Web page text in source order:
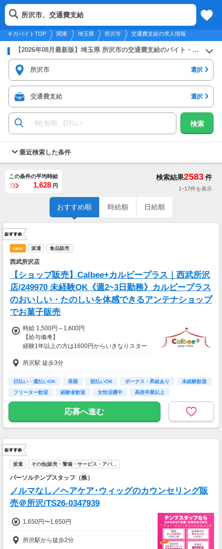
2026年8月8日更新
関東
メニュー
ギガバイトTOP 関東 埼玉県 所沢市 交通費支給の求人情報
所沢市、交通費支給
【2026年08月最新版】埼玉県 所沢市の交通費支給のバイト・アルバイト・パートの求人募集情報
所沢市 選択
交通費支給 選択
検索
最近検索した条件
この条件の平均時給
1,628 円
検索結果2583件
1~17件を表示
おすすめ順 時給順 日給順
new 派遣 食品販売
西武所沢店
【ショップ販売】Calbee+カルビープラス｜西武所沢
店/249970 未経験OK《週2~3日勤務》カルビープラス
のおいしい・たのしいを体感できるアンテナショップ
でお菓子販売
時給 1,500円～1,600円
【給与備考】
経験1年以上の方は1600円からいきなりスター
ト！経験1年未満の方も就業1年後には必ず160
0円に昇給します！
◆月収例
11万2千円～12万円＋残業手当
6割のスタッフが利用中！働いた給料の一部を
最短即時支払い。
利用料・振込手数料はすべて無料。
所沢駅 徒歩3分
日払い・週払いOK 長期 前払いOK ボーナス・昇給あり
未経験歓迎
フリーター歓迎
経験者歓迎 女性活躍中 高校卒業以上
応募へ進む
派遣 その他(販売・警備・サービス・アパ…
パーソルテンプスタッフ（株）
ノルマなし／ヘアケア･ウィッグのカウンセリング販
売＠所沢/TS26-0347939
1,650円〜1,650円
所沢駅から徒歩2分